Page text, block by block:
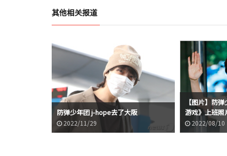
其他相关报道
防弹少年团 j-hope去了大阪
2022/11/29
【图片】防
游戏》上班照
2022/08/10